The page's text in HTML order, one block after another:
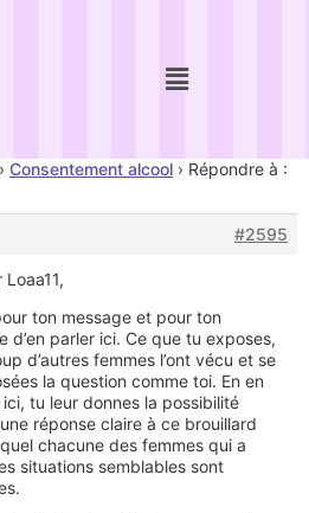
› Consentement alcool › Répondre à :
#2595
Loaa11,
ton message et pour ton
d’en parler ici. Ce que tu exposes,
d’autres femmes l’ont vécu et se
la question comme toi. En en
tu leur donnes la possibilité
une réponse claire à ce brouillard
chacune des femmes qui a
situations semblables sont